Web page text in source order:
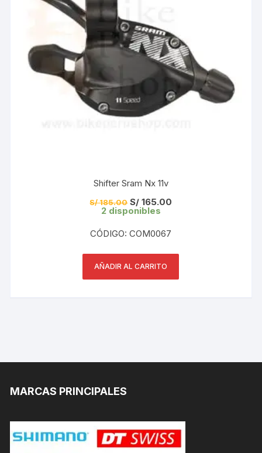
Shifter Sram Nx 11v
S/185.00 El
precio
era:
S/ 185.00.
S/ 165.00
2 disponibles
CÓDIGO: COM0067
AÑADIR AL CARRITO
MARCAS PRINCIPALES